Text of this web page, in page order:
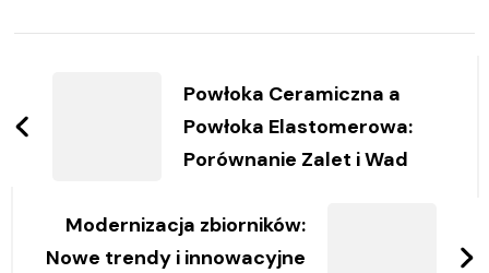
Powłoka Ceramiczna a
Powłoka Elastomerowa:
Porównanie Zalet i Wad
Modernizacja zbiorników:
Nowe trendy i innowacyjne